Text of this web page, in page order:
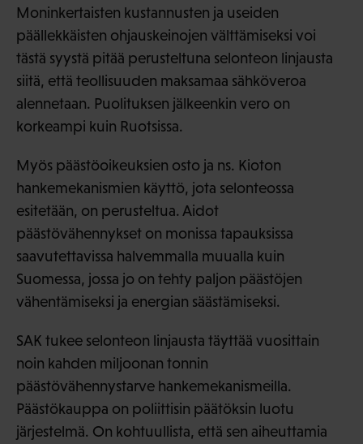
Moninkertaisten kustannusten ja useiden
päällekkäisten ohjauskeinojen välttämiseksi voi
tästä syystä pitää perusteltuna selonteon linjausta
siitä, että teollisuuden maksamaa sähköveroa
alennetaan. Puolituksen jälkeenkin vero on
korkeampi kuin Ruotsissa.
Myös päästöoikeuksien osto ja ns. Kioton
hankemekanismien käyttö, jota selonteossa
esitetään, on perusteltua. Aidot
päästövähennykset on monissa tapauksissa
saavutettavissa halvemmalla muualla kuin
Suomessa, jossa jo on tehty paljon päästöjen
vähentämiseksi ja energian säästämiseksi.
SAK tukee selonteon linjausta täyttää vuosittain
noin kahden miljoonan tonnin
päästövähennystarve hankemekanismeilla.
Päästökauppa on poliittisin päätöksin luotu
järjestelmä. On kohtuullista, että sen aiheuttamia